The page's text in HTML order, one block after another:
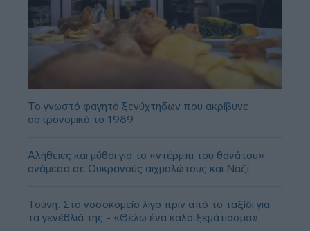
Το γνωστό φαγητό ξενύχτηδων που ακρίβυνε
αστρονομικά το 1989
Αλήθειες και μύθοι για το «ντέρμπι του θανάτου»
ανάμεσα σε Ουκρανούς αιχμαλώτους και Ναζί
Τούνη: Στο νοσοκομείο λίγο πριν από το ταξίδι για
τα γενέθλιά της - «Θέλω ένα καλό ξεμάτιασμα»